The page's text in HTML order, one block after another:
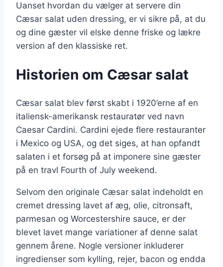
Uanset hvordan du vælger at servere din
Cæsar salat uden dressing, er vi sikre på, at du
og dine gæster vil elske denne friske og lækre
version af den klassiske ret.
Historien om Cæsar salat
Cæsar salat blev først skabt i 1920’erne af en
italiensk-amerikansk restauratør ved navn
Caesar Cardini. Cardini ejede flere restauranter
i Mexico og USA, og det siges, at han opfandt
salaten i et forsøg på at imponere sine gæster
på en travl Fourth of July weekend.
Selvom den originale Cæsar salat indeholdt en
cremet dressing lavet af æg, olie, citronsaft,
parmesan og Worcestershire sauce, er der
blevet lavet mange variationer af denne salat
gennem årene. Nogle versioner inkluderer
ingredienser som kylling, rejer, bacon og endda